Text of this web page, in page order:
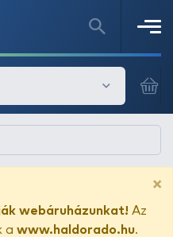
×
webáruházunkat! Az
a www.haldorado.hu.